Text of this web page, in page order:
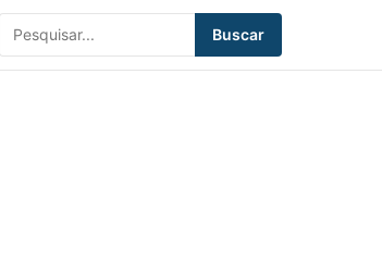
Buscar